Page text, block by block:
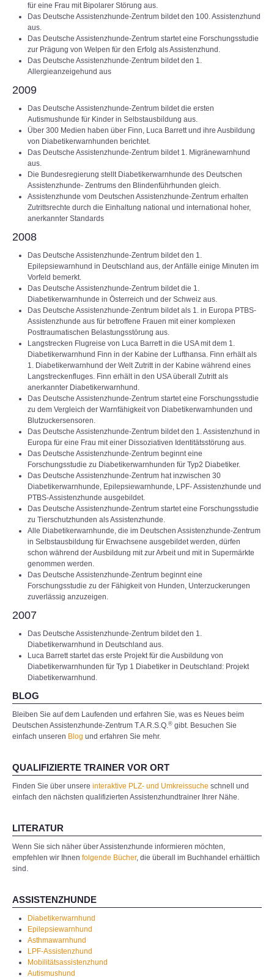
für eine Frau mit Bipolarer Störung aus.
Das Deutsche Assistenzhunde-Zentrum bildet den 100. Assistenzhund
aus.
Das Deutsche Assistenzhunde-Zentrum startet eine Forschungsstudie
zur Prägung von Welpen für den Erfolg als Assistenzhund.
Das Deutsche Assistenzhunde-Zentrum bildet den 1.
Allergieanzeigehund aus
2009
Das Deutsche Assistenzhunde-Zentrum bildet die ersten
Autismushunde für Kinder in Selbstausbildung aus.
Über 300 Medien haben über Finn, Luca Barrett und ihre Ausbildung
von Diabetikerwarnhunden berichtet.
Das Deutsche Assistenzhunde-Zentrum bildet 1. Migränewarnhund
aus.
Die Bundesregierung stellt Diabetikerwarnhunde des Deutschen
Assistenzhunde- Zentrums den Blindenführhunden gleich.
Assistenzhunde vom Deutschen Assistenzhunde-Zentrum erhalten
Zutrittsrechte durch die Einhaltung national und international hoher,
anerkannter Standards
2008
Das Deutsche Assistenzhunde-Zentrum bildet den 1.
Epilepsiewarnhund in Deutschland aus, der Anfälle einige Minuten im
Vorfeld bemerkt.
Das Deutsche Assistenzhunde-Zentrum bildet die 1.
Diabetikerwarnhunde in Österreich und der Schweiz aus.
Das Deutsche Assistenzhunde-Zentrum bildet als 1. in Europa PTBS-
Assistenzhunde aus für betroffene Frauen mit einer komplexen
Posttraumatischen Belastungsstörung aus.
Langstrecken Flugreise von Luca Barrett in die USA mit dem 1.
Diabetikerwarnhund Finn in der Kabine der Lufthansa. Finn erhält als
1. Diabetikerwarnhund der Welt Zutritt in der Kabine während eines
Langstreckenfluges. Finn erhält in den USA überall Zutritt als
anerkannter Diabetikerwarnhund.
Das Deutsche Assistenzhunde-Zentrum startet eine Forschungsstudie
zu dem Vergleich der Warnfähigkeit von Diabetikerwarnhunden und
Blutzuckersensoren.
Das Deutsche Assistenzhunde-Zentrum bildet den 1. Assistenzhund in
Europa für eine Frau mit einer Dissoziativen Identitätsstörung aus.
Das Deutsche Assistenzhunde-Zentrum beginnt eine
Forschungsstudie zu Diabetikerwarnhunden für Typ2 Diabetiker.
Das Deutsche Assistenzhunde-Zentrum hat inzwischen 30
Diabetikerwarnhunde, Epilepsiewarnhunde, LPF- Assistenzhunde und
PTBS-Assistenzhunde ausgebildet.
Das Deutsche Assistenzhunde-Zentrum startet eine Forschungsstudie
zu Tierschutzhunden als Assistenzhunde.
Alle Diabetikerwarnhunde, die im Deutschen Assistenzhunde-Zentrum
in Selbstausbildung für Erwachsene ausgebildet werden, dürfen
schon während der Ausbildung mit zur Arbeit und mit in Supermärkte
genommen werden.
Das Deutsche Assistenzhunde-Zentrum beginnt eine
Forschungsstudie zu der Fähigkeit von Hunden, Unterzuckerungen
zuverlässig anzuzeigen.
2007
Das Deutsche Assistenzhunde-Zentrum bildet den 1.
Diabetikerwarnhund in Deutschland aus.
Luca Barrett startet das erste Projekt für die Ausbildung von
Diabetikerwarnhunden für Typ 1 Diabetiker in Deutschland: Projekt
Diabetikerwarnhund.
BLOG
Bleiben Sie auf dem Laufenden und erfahren Sie, was es Neues beim
Deutschen Assistenzhunde-Zentrum T.A.R.S.Q.® gibt. Besuchen Sie
einfach unseren Blog und erfahren Sie mehr.
QUALIFIZIERTE TRAINER VOR ORT
Finden Sie über unsere interaktive PLZ- und Umkreissuche schnell und
einfach den nächsten qualifizierten Assistenzhundtrainer Ihrer Nähe.
LITERATUR
Wenn Sie sich näher über Assistenzhunde informieren möchten,
empfehlen wir Ihnen folgende Bücher, die überall im Buchhandel erhältlich
sind.
ASSISTENZHUNDE
Diabetikerwarnhund
Epilepsiewarnhund
Asthmawarnhund
LPF-Assistenzhund
Mobilitätsassistenzhund
Autismushund